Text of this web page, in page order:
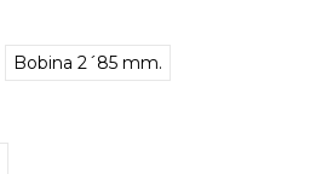
Bobina 2´85 mm.